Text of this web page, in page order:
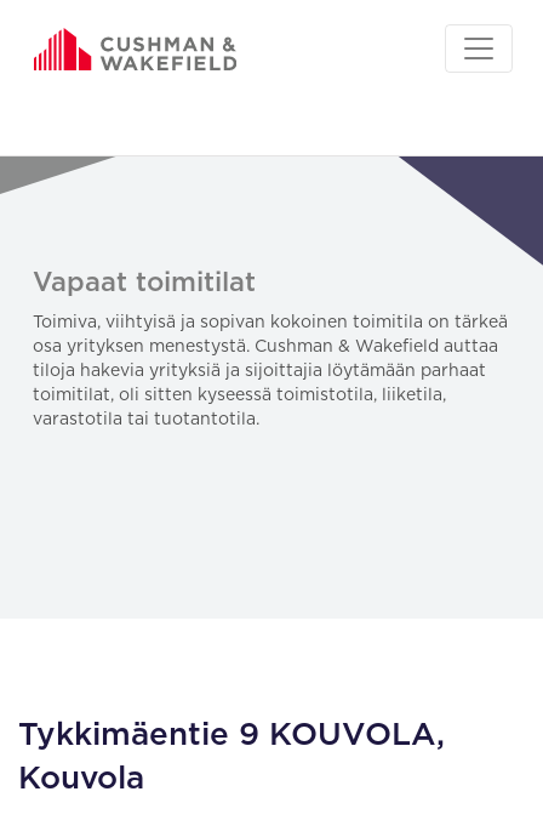
Vapaat toimitilat
Toimiva, viihtyisä ja sopivan kokoinen toimitila on tärkeä
osa yrityksen menestystä. Cushman & Wakefield auttaa
tiloja hakevia yrityksiä ja sijoittajia löytämään parhaat
toimitilat, oli sitten kyseessä toimistotila, liiketila,
varastotila tai tuotantotila.
Tykkimäentie 9 KOUVOLA,
Kouvola